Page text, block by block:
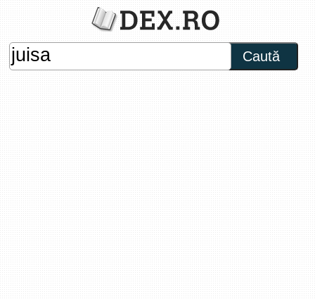
Caută